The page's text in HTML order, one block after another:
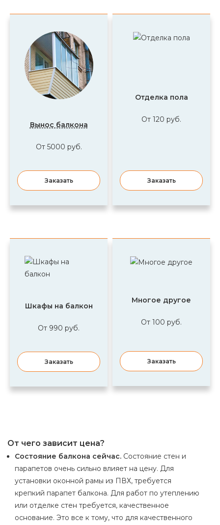
Вынос балкона
От 5000 руб.
Заказать
Отделка пола
От 120 руб.
Заказать
Шкафы на балкон
От 990 руб.
Заказать
Многое другое
От 100 руб.
Заказать
От чего зависит цена?
Состояние балкона сейчас. Состояние стен и
парапетов очень сильно влияет на цену. Для
установки оконной рамы из ПВХ, требуется
крепкий парапет балкона. Для работ по утеплению
или отделке стен требуется, качественное
основание. Это все к тому, что для качественного